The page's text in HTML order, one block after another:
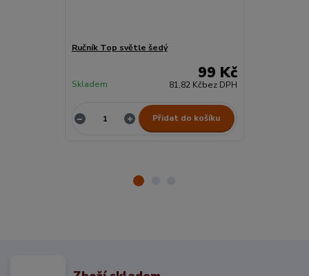
Ručník Top světle šedý
99 Kč
81,82 Kčbez DPH
Skladem
Přidat do košíku